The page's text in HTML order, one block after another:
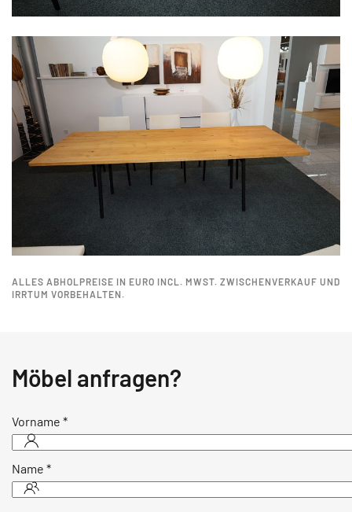
ALLES ABHOLPREISE IN EURO INCL. MWST. ZWISCHENVERKAUF UND
IRRTUM VORBEHALTEN.
Möbel anfragen?
Vorname *
Name *